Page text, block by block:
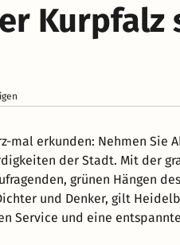
Kurpfalz
mal erkunden: Nehmen Sie
der Stadt. Mit der
grünen Hängen
und Denker, gilt
Service und eine
Ihnen einen tollen